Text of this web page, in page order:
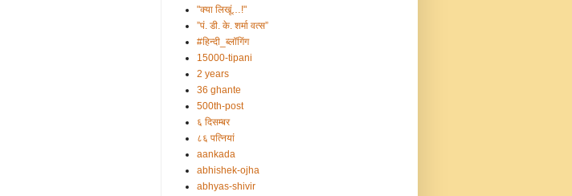
"क्या लिखूं…!"
”पं. डी. के. शर्मा वत्स”
#हिन्दी_ब्लॉगिंग
15000-tipani
2 years
36 ghante
500th-post
६ दिसम्बर
८६ पत्नियां
aankada
abhishek-ojha
abhyas-shivir